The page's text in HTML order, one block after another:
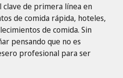
clave de primera línea en
de comida rápida, hoteles,
de comida. Sin
pensando que no es
profesional para ser